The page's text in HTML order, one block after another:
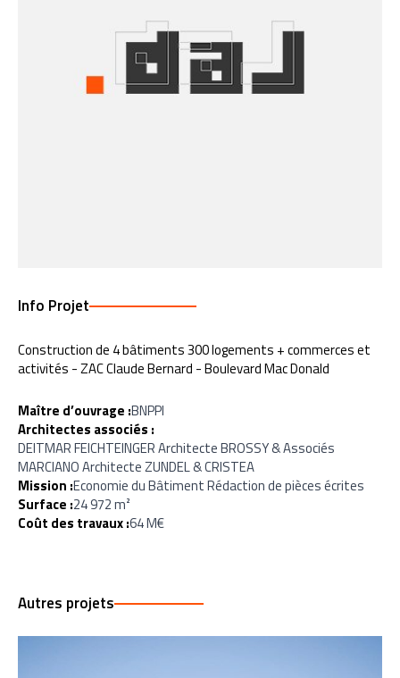
Info Projet
Construction de 4 bâtiments 300 logements + commerces et
activités - ZAC Claude Bernard - Boulevard Mac Donald
Maître d’ouvrage :BNPPI
Architectes associés :
DEITMAR FEICHTEINGER Architecte BROSSY & Associés
MARCIANO Architecte ZUNDEL & CRISTEA
Mission :Economie du Bâtiment Rédaction de pièces écrites
Surface :24 972 m²
Coût des travaux :64 M€
Autres projets